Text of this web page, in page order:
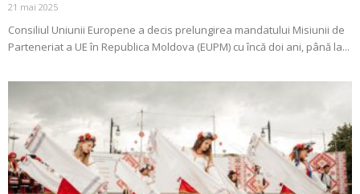
21 mai 2025
Consiliul Uniunii Europene a decis prelungirea mandatului Misiunii de
Parteneriat a UE în Republica Moldova (EUPM) cu încă doi ani, până la...